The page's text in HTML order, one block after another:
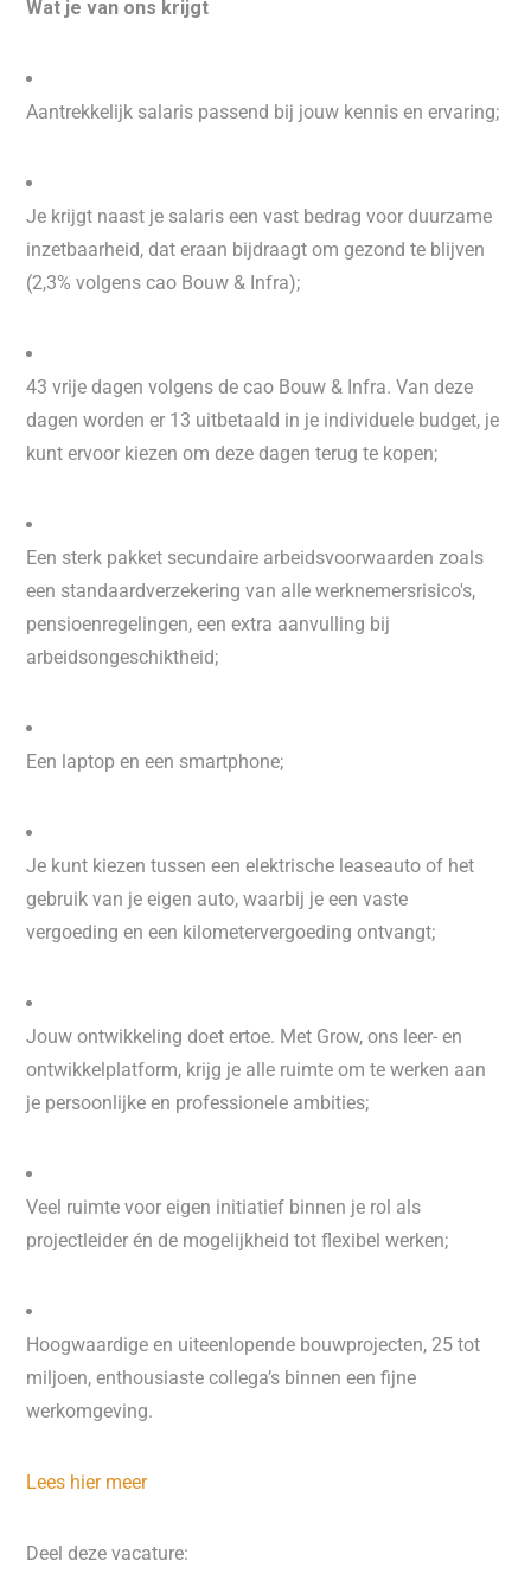
Wat je van ons krijgt
Aantrekkelijk salaris passend bij jouw kennis en ervaring;
Je krijgt naast je salaris een vast bedrag voor duurzame
inzetbaarheid, dat eraan bijdraagt om gezond te blijven
(2,3% volgens cao Bouw & Infra);
43 vrije dagen volgens de cao Bouw & Infra. Van deze
dagen worden er 13 uitbetaald in je individuele budget, je
kunt ervoor kiezen om deze dagen terug te kopen;
Een sterk pakket secundaire arbeidsvoorwaarden zoals
een standaardverzekering van alle werknemersrisico's,
pensioenregelingen, een extra aanvulling bij
arbeidsongeschiktheid;
Een laptop en een smartphone;
Je kunt kiezen tussen een elektrische leaseauto of het
gebruik van je eigen auto, waarbij je een vaste
vergoeding en een kilometervergoeding ontvangt;
Jouw ontwikkeling doet ertoe. Met Grow, ons leer- en
ontwikkelplatform, krijg je alle ruimte om te werken aan
je persoonlijke en professionele ambities;
Veel ruimte voor eigen initiatief binnen je rol als
projectleider én de mogelijkheid tot flexibel werken;
Hoogwaardige en uiteenlopende bouwprojecten, 25 tot
miljoen, enthousiaste collega’s binnen een fijne
werkomgeving.
Lees hier meer
Deel deze vacature: